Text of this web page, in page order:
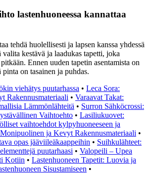
lastenhuoneessa kannattaa
tehdä huolellisesti ja lapsen kanssa yhdessä
kestävä ja laadukas tapetti, joka
Ennen uuden tapetin asentamista on
pinta on tasainen ja puhdas.
viehätys puutarhassa • Leca Sora:
Rakennusmateriaali • Varaavat Takat:
Lämmönlähteitä • Surron Sähköcrossi:
Vaihtoehto • Lasiliukuovet:
vaihtoehdot kylpyhuoneeseen ja
ja Kevyt Rakennusmateriaali •
opas jääviileäkaappeihin • Suihkulähteet:
puutarhaasi • Valopeili – Upea
Kotiin • Lastenhuoneen Tapetit: Luovia ja
Sisustamiseen •